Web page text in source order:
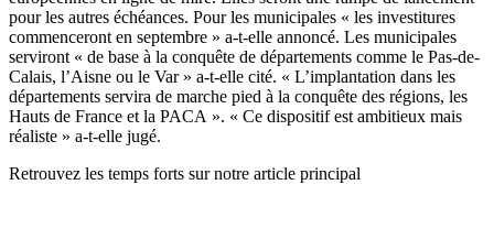
pour les autres échéances. Pour les municipales « les investitures
commenceront en septembre » a-t-elle annoncé. Les municipales
serviront « de base à la conquête de départements comme le Pas-de-
Calais, l’Aisne ou le Var » a-t-elle cité. « L’implantation dans les
départements servira de marche pied à la conquête des régions, les
Hauts de France et la PACA ». « Ce dispositif est ambitieux mais
réaliste » a-t-elle jugé.
Retrouvez les temps forts sur notre article principal